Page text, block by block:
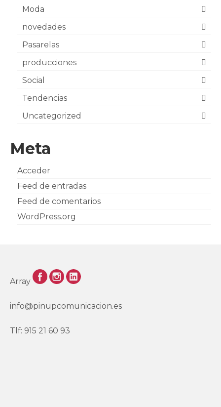
Moda
novedades
Pasarelas
producciones
Social
Tendencias
Uncategorized
Meta
Acceder
Feed de entradas
Feed de comentarios
WordPress.org
Array
info@pinupcomunicacion.es
Tlf: 915 21 60 93